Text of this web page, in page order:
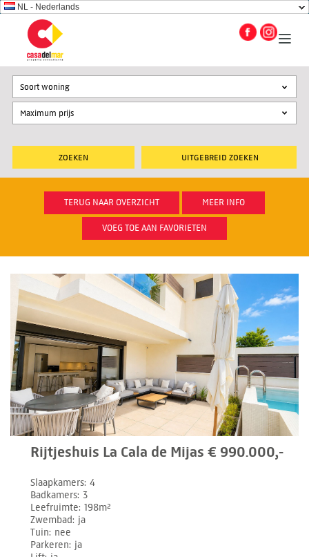
NL - Nederlands
UITGEBREID ZOEKEN
Soort woning
TERUG NAAR OVERZICHT MEER INFO
VOEG TOE AAN FAVORIETEN
Rijtjeshuis La Cala de Mijas € 990.000,-
Slaapkamers 4
Badkamers 3
Leefruimte 198m²
Zwembad ja
Tuin nee
Parkeren ja